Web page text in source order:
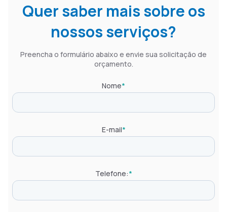
Quer saber mais sobre os
nossos serviços?
Preencha o formulário abaixo e envie sua solicitação de
orçamento.
Nome*
E-mail*
Telefone:*